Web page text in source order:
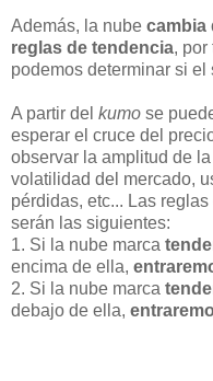
Además, la nube cambia
reglas de tendencia, por
podemos determinar si
A partir del kumo se
esperar el cruce del
observar la amplitud de
volatilidad del mercado,
pérdidas, etc... Las
serán las siguientes:
1. Si la nube marca
encima de ella,
2. Si la nube marca
debajo de ella,